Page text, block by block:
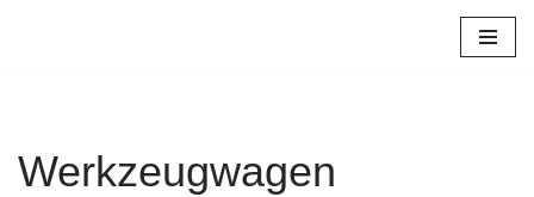
Werkzeugwagen